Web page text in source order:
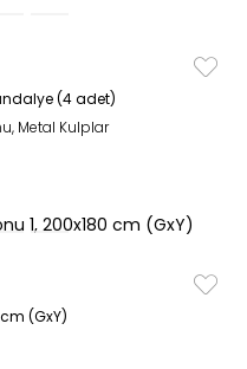
(4 adet)
Metal Kulplar
(GxY)